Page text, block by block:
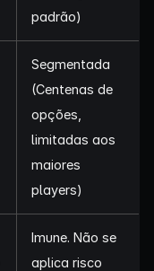
padrão)
Segmentada
(Centenas de
opções,
limitadas aos
maiores
players)
Imune. Não se
aplica risco